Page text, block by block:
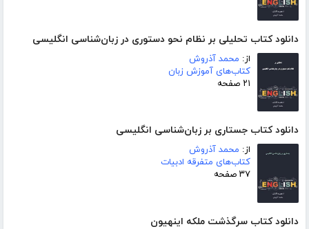
دانلود کتاب تحلیلی بر نظام نحو دستوری در زبان‌شناسی انگلیسی
از: محمد آذروش
کتاب‌های آموزش زبان
۲۱ صفحه
دانلود کتاب جستاری بر زبان‌شناسی انگلیسی
از: محمد آذروش
کتاب‌های متفرقه ادبیات
۳۷ صفحه
دانلود کتاب سرگذشت ملکه اینهیون